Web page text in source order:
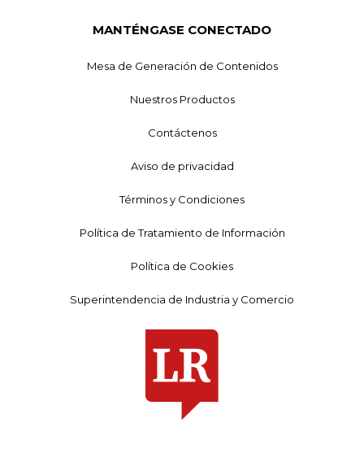
MANTÉNGASE CONECTADO
Mesa de Generación de Contenidos
Nuestros Productos
Contáctenos
Aviso de privacidad
Términos y Condiciones
Política de Tratamiento de Información
Política de Cookies
Superintendencia de Industria y Comercio